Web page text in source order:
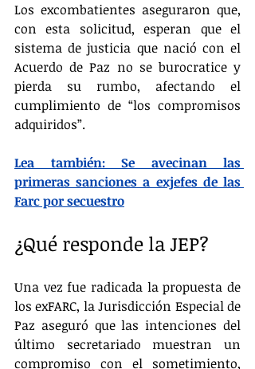
Los excombatientes aseguraron que,
con esta solicitud, esperan que el
sistema de justicia que nació con el
Acuerdo de Paz no se burocratice y
pierda su rumbo, afectando el
cumplimiento de “los compromisos
adquiridos”.
Lea también: Se avecinan las
primeras sanciones a exjefes de las
Farc por secuestro
¿Qué responde la JEP?
Una vez fue radicada la propuesta de
los exFARC, la Jurisdicción Especial de
Paz aseguró que las intenciones del
último secretariado muestran un
compromiso con el sometimiento,